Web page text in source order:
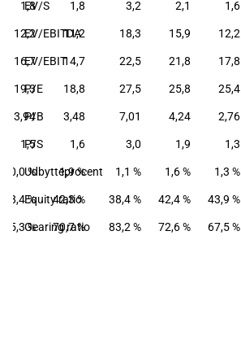
EV/S
1,8 1,8 3,2 2,1 1,6
EV/EBITDA
12,2 11,2 18,3 15,9 12,2
EV/EBIT
16,7 14,7 22,5 21,8 17,8
P/E
19,3 18,8 27,5 25,8 25,4
P/B
3,94 3,48 7,01 4,24 2,76
P/S
1,5 1,6 3,0 1,9 1,3
Udbytteprocent
0,0 % 1,9 % 1,1 % 1,6 % 1,3 %
Equity ratio
38,4 % 42,3 % 38,4 % 42,4 % 43,9 %
Gearing ratio
95,3 % 70,7 % 83,2 % 72,6 % 67,5 %